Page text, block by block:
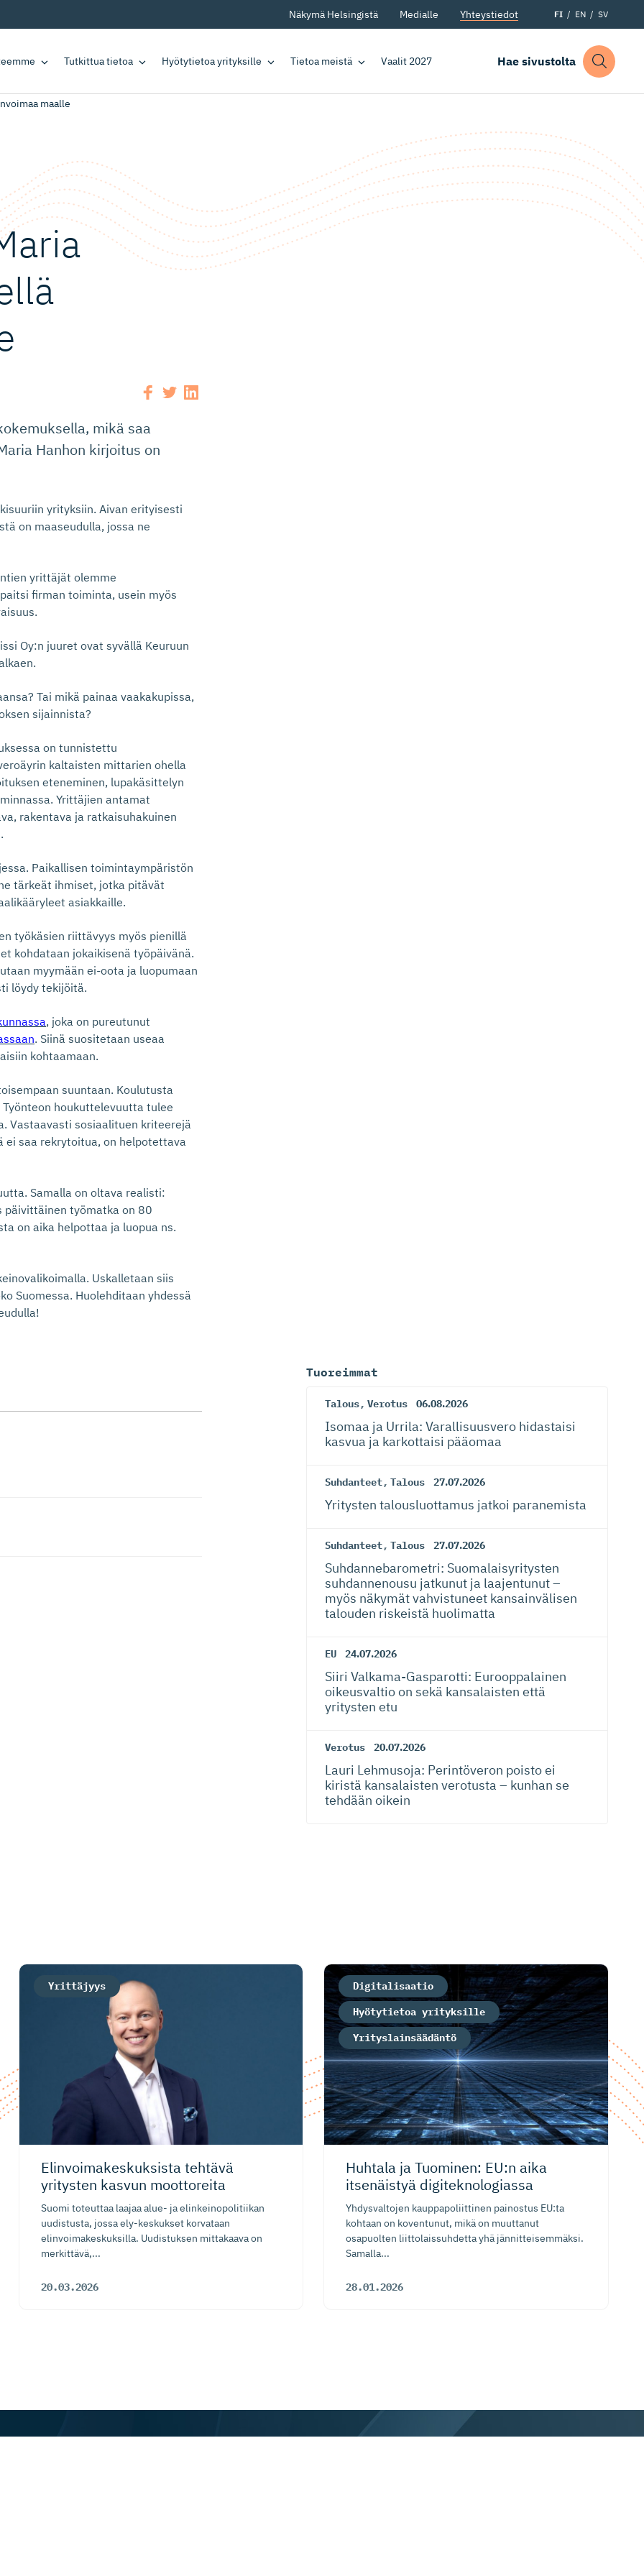
Näkymä Helsingistä Medialle Yhteystiedot FI EN SV
Tutkittua tietoa Hyötytietoa yrityksille Tietoa meistä Vaalit 2027 Hae sivustolta
maalle
mikä saa
Hanhon kirjoitus on
yrityksiin. Aivan erityisesti
on maaseudulla, jossa ne
yrittäjät olemme
firman toiminta, usein myös
Oy:n juuret ovat syvällä Keuruun
Tai mikä painaa vaakakupissa,
sijainnista?
on tunnistettu
kaltaisten mittarien ohella
eteneminen, lupakäsittelyn
Yrittäjien antamat
rakentava ja ratkaisuhakuinen
Paikallisen toimintaympäristön
tärkeät ihmiset, jotka pitävät
asiakkaille.
työkäsien riittävyys myös pienillä
kohdataan jokaikisenä työpäivänä.
myymään ei-oota ja luopumaan
löydy tekijöitä.
, joka on pureutunut
. Siinä suositetaan useaa
kohtaamaan.
suuntaan. Koulutusta
houkuttelevuutta tulee
Vastaavasti sosiaalituen kriteerejä
ei saa rekrytoitua, on helpotettava
Samalla on oltava realisti:
päivittäinen työmatka on 80
on aika helpottaa ja luopua ns.
Uskalletaan siis
Suomessa. Huolehditaan yhdessä
Tuoreimmat
Talous, Verotus 06.08.2026
Isomaa ja Urrila: Varallisuusvero hidastaisi
kasvua ja karkottaisi pääomaa
Suhdanteet, Talous 27.07.2026
Yritysten talousluottamus jatkoi paranemista
Suhdanteet, Talous 27.07.2026
Suhdanneba­ro­metri: Suomalaisy­ri­tysten
suhdannenousu jatkunut ja laajentunut –
myös näkymät vahvistuneet kansainvälisen
talouden riskeistä huolimatta
EU 24.07.2026
Siiri Valkama-Gas­pa­rotti: Eurooppalainen
oikeusvaltio on sekä kansalaisten että
yritysten etu
Verotus 20.07.2026
Lauri Lehmusoja: Perintöveron poisto ei
kiristä kansalaisten verotusta – kunhan se
tehdään oikein
Elinvoima­kes­kuksista tehtävä
yritysten kasvun moottoreita
Suomi toteuttaa laajaa alue- ja elinkeinopolitiikan
uudistusta, jossa ely-keskukset korvataan
elinvoimakeskuksilla. Uudistuksen mittakaava on
merkittävä,...
20.03.2026
Yrittäjyys
Huhtala ja Tuominen: EU:n aika
itsenäistyä digitekno­logiassa
Yhdysvaltojen kauppapoliittinen painostus EU:ta
kohtaan on koventunut, mikä on muuttanut
osapuolten liittolaissuhdetta yhä jännitteisemmäksi.
Samalla...
28.01.2026
Digitalisaatio
Hyötytietoa yrityksille
Yrityslainsäädäntö